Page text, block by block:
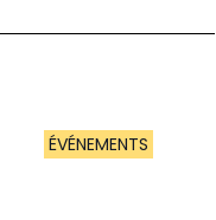
ÉVÉNEMENTS